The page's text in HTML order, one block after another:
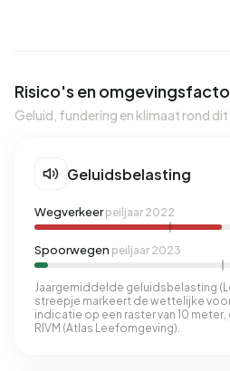
Risico's en
Geluid, fundering en klimaat rond dit
Geluidsbelasting
Wegverkeerpeiljaar 2022
Spoorwegen peiljaar 2023
Jaargemiddelde geluidsbelasting
streepje markeert de wettelijke
indicatie op een raster van 10
RIVM (Atlas Leefomgeving).